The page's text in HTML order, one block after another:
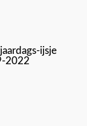
ijsje
2022